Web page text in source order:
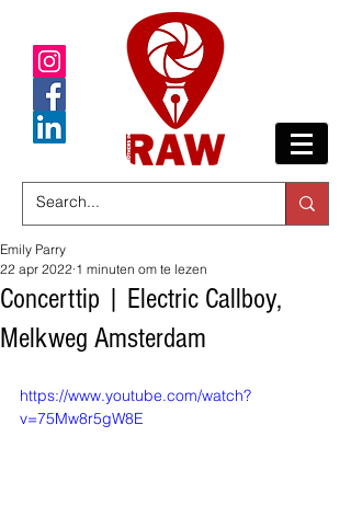
Concerttip | Electric Callboy,
Melkweg Amsterdam
Emily Parry
22 apr 2022 1 minuten om te lezen
https://www.youtube.com/watch?
v=75Mw8r5gW8E